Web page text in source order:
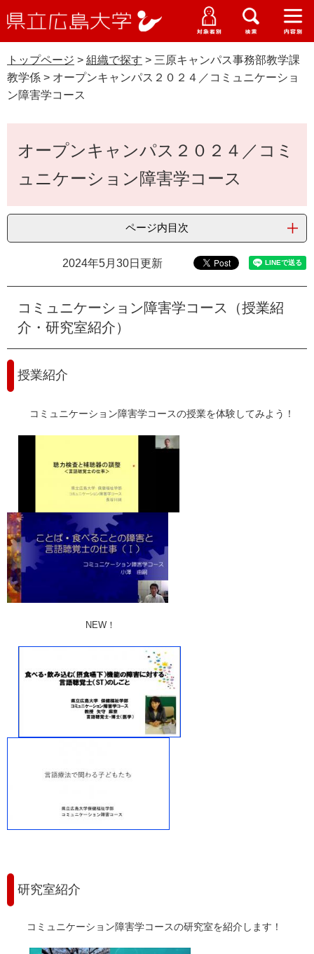
ー
ジ
先
頭
ニ
ュ
を
飛
ニ
ー
ニ
ュ
ー
ニ
ュ
ー
立
大
学
受験生の皆さま
在学生の皆さま
地域・企業の皆さま
研究者の皆さま
受験生特設サイト
WEB版大学案内
資料請求
交通アクセス
English
中文簡体 中文繁体 한국어 日本語
o
すべて ページ PDF
大学概要
学部・大学院・専攻科
学生生活・就職支援
研究・地域連携・国際交流
入試情報
トップページ > 組織で探す > 三原キャンパス事務部教学課
教学係 > オープンキャンパス２０２４／コミュニケーショ
ン障害学コース
オープンキャンパス２０２４／コミ
ュニケーション障害学コース
ページ内目次
2024年5月30日更新
コミュニケーション障害学コース（授業紹
介・研究室紹介）
授業紹介
コミュニケーション障害学コースの授業を体験してみよう！
NEW！
研究室紹介
コミュニケーション障害学コースの研究室を紹介します！